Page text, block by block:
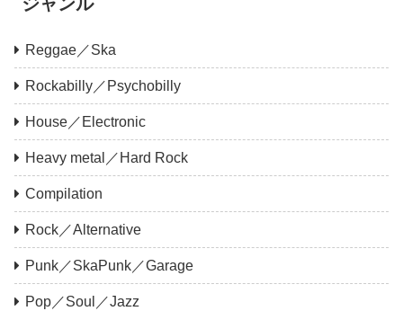
Reggae／Ska
Rockabilly／Psychobilly
House／Electronic
Heavy metal／Hard Rock
Compilation
Rock／Alternative
Punk／SkaPunk／Garage
Pop／Soul／Jazz